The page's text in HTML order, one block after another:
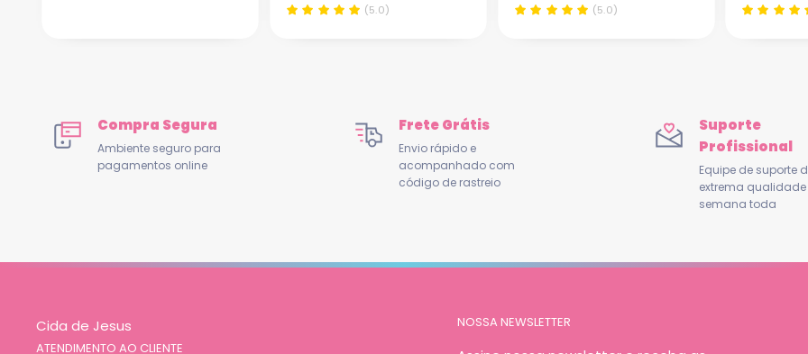
(5.0) (5.0)
Compra Segura
Ambiente seguro para
pagamentos online
Frete Grátis
Envio rápido e
acompanhado com
código de rastreio
Suporte
Profissional
Equipe de suporte
extrema qualidade
semana toda
Cida de Jesus
ATENDIMENTO AO CLIENTE
NOSSA NEWSLETTER